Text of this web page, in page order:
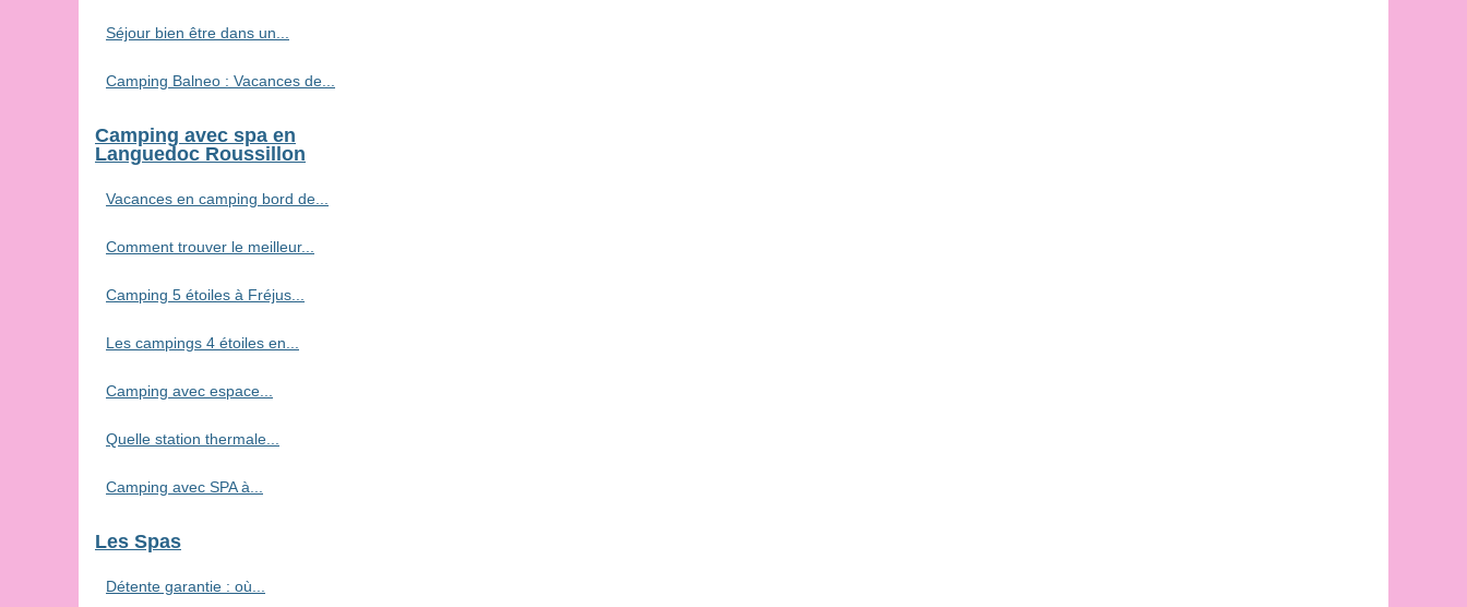
Séjour bien être dans un...
Camping Balneo : Vacances de...
Camping avec spa en
Languedoc Roussillon
Vacances en camping bord de...
Comment trouver le meilleur...
Camping 5 étoiles à Fréjus...
Les campings 4 étoiles en...
Camping avec espace...
Quelle station thermale...
Camping avec SPA à...
Les Spas
Détente garantie : où...